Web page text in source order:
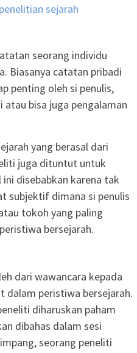
sejarah
seorang individu
Biasanya catatan pribadi
penting oleh si penulis,
atau bisa juga pengalaman
yang berasal dari
juga dituntut untuk
disebabkan karena tak
subjektif dimana si penulis
tokoh yang paling
bersejarah.
dari wawancara kepada
dalam peristiwa bersejarah.
diharuskan paham
dibahas dalam sesi
seorang peneliti